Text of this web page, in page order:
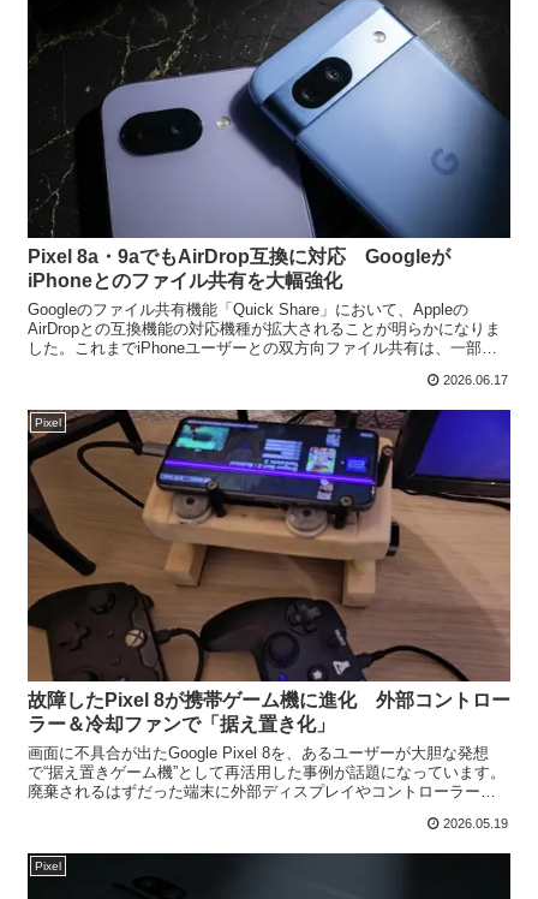
Pixel 8a・9aでもAirDrop互換に対応 Googleが
iPhoneとのファイル共有を大幅強化
Googleのファイル共有機能「Quick Share」において、Appleの
AirDropとの互換機能の対応機種が拡大されることが明らかになりま
した。これまでiPhoneユーザーとの双方向ファイル共有は、一部の
2026.06.17
Pixel
故障したPixel 8が携帯ゲーム機に進化 外部コントロー
ラー＆冷却ファンで「据え置き化」
画面に不具合が出たGoogle Pixel 8を、あるユーザーが大胆な発想
で“据え置きゲーム機”として再活用した事例が話題になっています。
廃棄されるはずだった端末に外部ディスプレイやコントローラーを
2026.05.19
Pixel